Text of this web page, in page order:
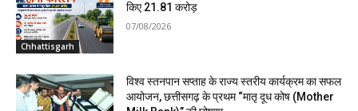
Chhattisgarh
किए 21.81 करोड़
07/08/2026
विश्व स्तनपान सप्ताह के राज्य स्तरीय कार्यक्रम का सफल
आयोजन, छत्तीसगढ़ के प्रथम “मातृ दूध कोष (Mother